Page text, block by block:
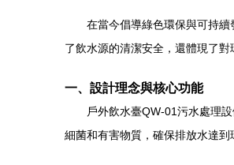
在當今倡導綠色環保與可持
了飲水源的清潔安全，還體現了
一、設計理念與核心功能
戶外飲水臺QW-01污水處理
細菌和有害物質，確保排放水達到